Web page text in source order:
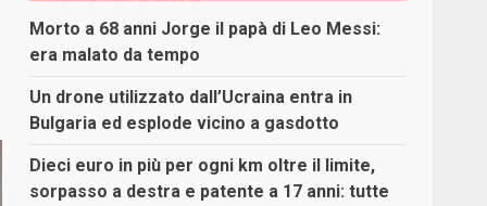
Morto a 68 anni Jorge il papà di Leo Messi:
era malato da tempo
Un drone utilizzato dall’Ucraina entra in
Bulgaria ed esplode vicino a gasdotto
Dieci euro in più per ogni km oltre il limite,
sorpasso a destra e patente a 17 anni: tutte